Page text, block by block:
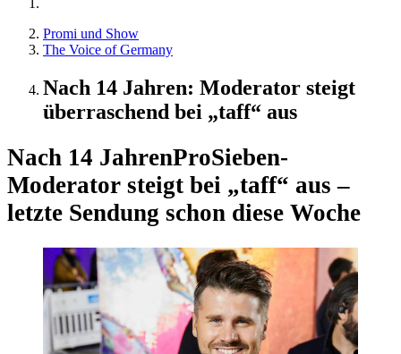
Promi und Show
The Voice of Germany
Nach 14 Jahren: Moderator steigt
überraschend bei „taff“ aus
Nach 14 JahrenProSieben-
Moderator steigt bei „taff“ aus –
letzte Sendung schon diese Woche